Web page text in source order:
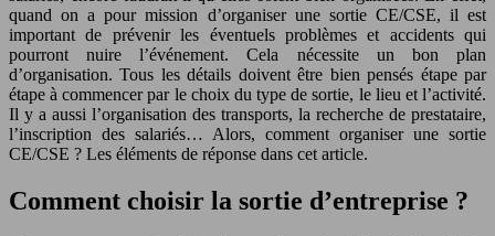
quand on a pour mission d’organiser une sortie CE/CSE, il est
important de prévenir les éventuels problèmes et accidents qui
pourront nuire l’événement. Cela nécessite un bon plan
d’organisation. Tous les détails doivent être bien pensés étape par
étape à commencer par le choix du type de sortie, le lieu et l’activité.
Il y a aussi l’organisation des transports, la recherche de prestataire,
l’inscription des salariés… Alors, comment organiser une sortie
CE/CSE ? Les éléments de réponse dans cet article.
Comment choisir la sortie d’entreprise ?